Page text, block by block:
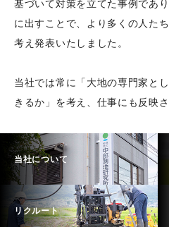
基づいて対策を立てた事例であ
に出すことで、より多くの人た
考え発表いたしました。
当社では常に「大地の専門家と
きるか」を考え、仕事にも反映さ
当社について
リクルート